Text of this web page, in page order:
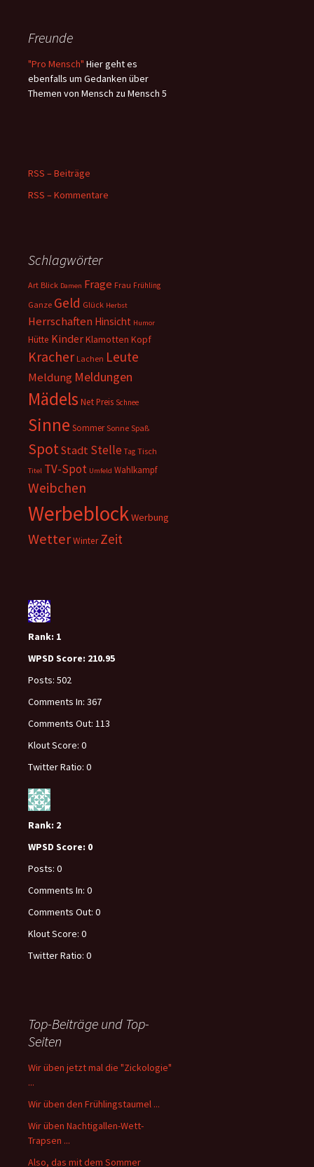
Freunde
"Pro Mensch" Hier geht es
ebenfalls um Gedanken über
Themen von Mensch zu Mensch 5
RSS – Beiträge
RSS – Kommentare
Schlagwörter
Art Blick Damen Frage Frau Frühling
Ganze Geld Glück Herbst
Herrschaften Hinsicht Humor
Hütte KinderKlamotten Kopf
Kracher Lachen Leute
Meldung Meldungen
Mädels NetPreis Schnee
Sinne Sommer Sonne Spaß
SpotStadt Stelle Tag Tisch
Titel TV-Spot Umfeld Wahlkampf
Weibchen
WerbeblockWerbung
WetterWinter Zeit
Rank: 1
WPSD Score: 210.95
Posts: 502
Comments In: 367
Comments Out: 113
Klout Score: 0
Twitter Ratio: 0
Rank: 2
WPSD Score: 0
Posts: 0
Comments In: 0
Comments Out: 0
Klout Score: 0
Twitter Ratio: 0
Top-Beiträge und Top-
Seiten
Wir üben jetzt mal die "Zickologie"
...
Wir üben den Frühlingstaumel ...
Wir üben Nachtigallen-Wett-
Trapsen ...
Also, das mit dem Sommer